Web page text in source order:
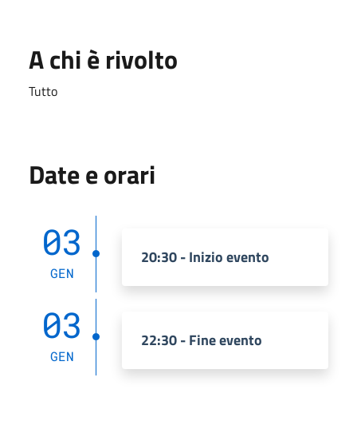
A chi è rivolto
Tutto
Date e orari
03
GEN
20:30 - Inizio evento
03
GEN
22:30 - Fine evento